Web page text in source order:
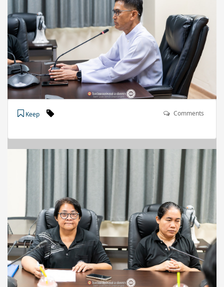
Keep Comments